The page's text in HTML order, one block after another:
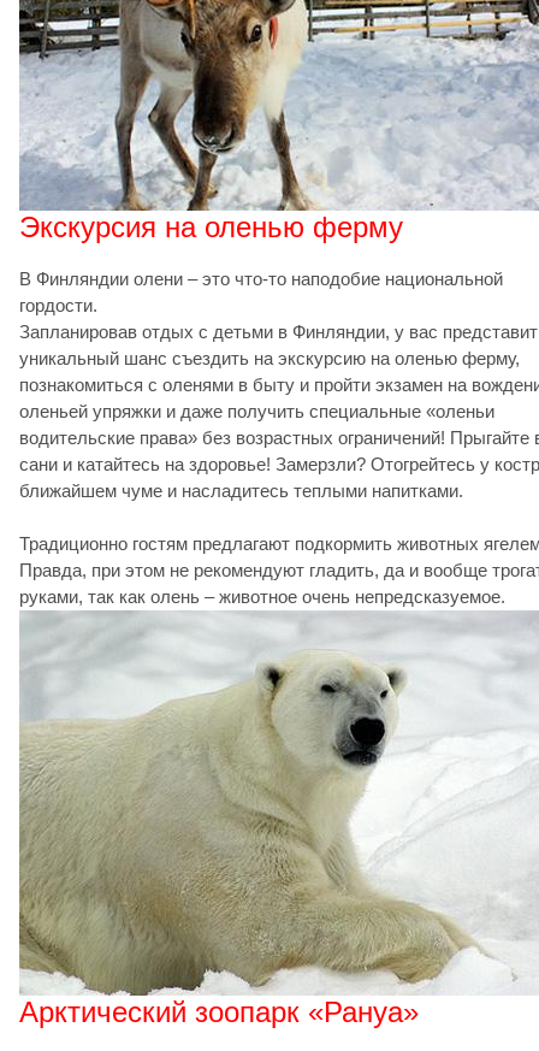
Экскурсия на оленью ферму
В Финляндии олени – это что-то наподобие национальной
гордости.
Запланировав отдых с детьми в Финляндии, у вас
уникальный шанс съездить на экскурсию на оленью ферму,
познакомиться с оленями в быту и пройти экзамен на
оленьей упряжки и даже получить специальные «оленьи
водительские права» без возрастных ограничений! Прыгайте
сани и катайтесь на здоровье! Замерзли? Отогрейтесь у
ближайшем чуме и насладитесь теплыми напитками.
Традиционно гостям предлагают подкормить животных
Правда, при этом не рекомендуют гладить, да и вообще
руками, так как олень – животное очень непредсказуемое.
Арктический зоопарк «Рануа»